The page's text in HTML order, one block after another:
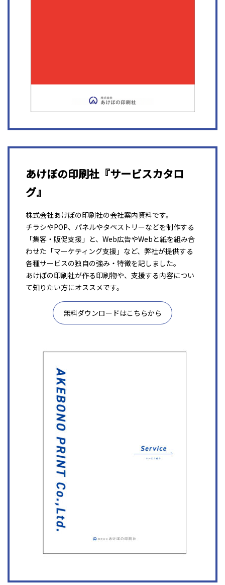
あけぼの印刷社『サービスカタロ
グ』
株式会社あけぼの印刷社の会社案内資料です。
チラシやPOP、パネルやタペストリーなどを制作する
「集客・販促支援」と、Web広告やWebと紙を組み合
わせた「マーケティング支援」など、弊社が提供する
各種サービスの独自の強み・特徴を記しました。
あけぼの印刷社が作る印刷物や、支援する内容につい
て知りたい方にオススメです。
無料ダウンロードはこちらから